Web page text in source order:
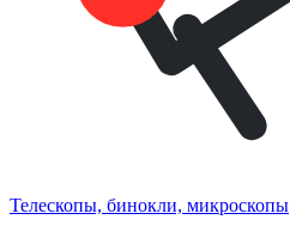
Телескопы, бинокли, микроскопы